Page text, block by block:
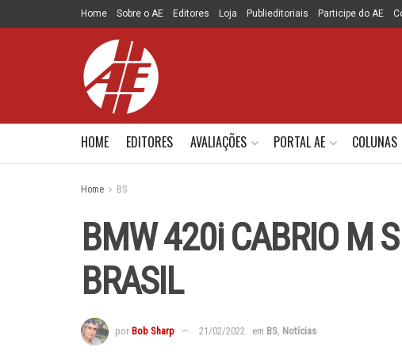
Home Sobre o AE Editores Loja Publieditoriais Participe do AE
HOME EDITORES AVALIAÇÕES PORTAL AE COLUNAS
Home BS
BMW 420i CABRIO M
BRASIL
por Bob Sharp 21/02/2022 em BS, Notícias